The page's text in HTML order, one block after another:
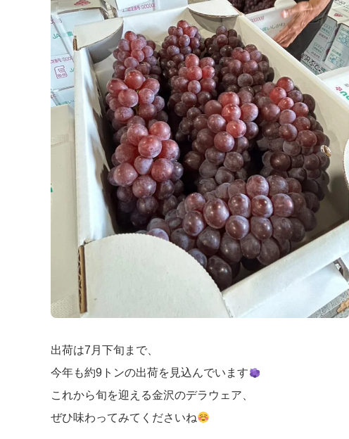
出荷は7月下旬まで、
今年も約9トンの出荷を見込んでいます
これから旬を迎える金沢のデラウェア、
ぜひ味わってみてくださいね